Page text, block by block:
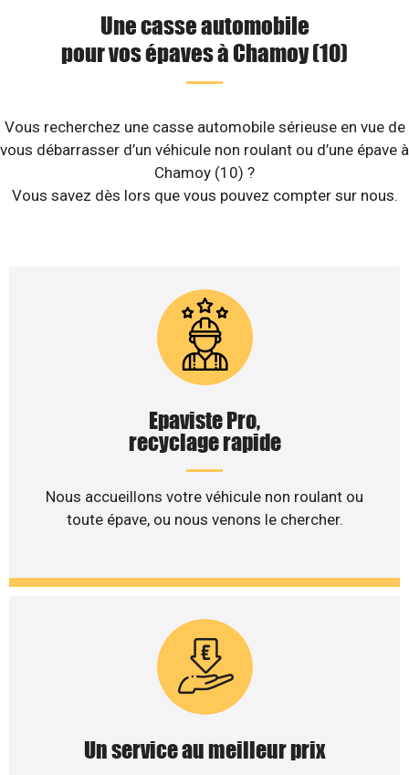
Une casse automobile
pour vos épaves à Chamoy (10)
Vous recherchez une casse automobile sérieuse en vue de
vous débarrasser d’un véhicule non roulant ou d’une épave à
Chamoy (10) ?
Vous savez dès lors que vous pouvez compter sur nous.
Epaviste Pro,
recyclage rapide
Nous accueillons votre véhicule non roulant ou
toute épave, ou nous venons le chercher.
Un service au meilleur prix